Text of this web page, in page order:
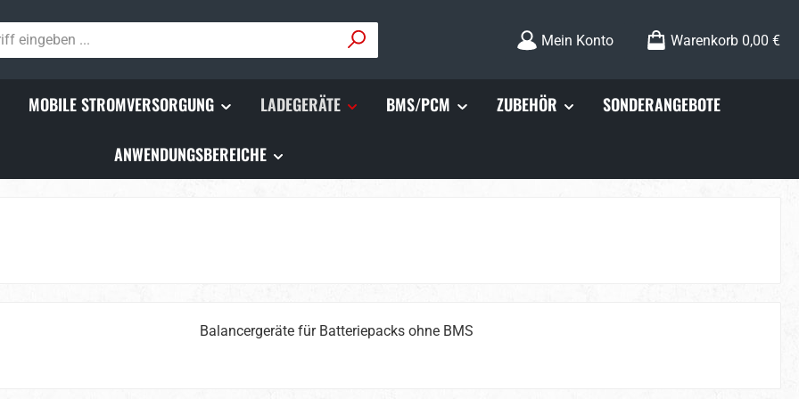
Mein Konto
Warenkorb 0,00 €
MOBILE STROMVERSORGUNG LADEGERÄTE BMS/PCM ZUBEHÖR SONDERANGEBOTE
ANWENDUNGSBEREICHE
Balancergeräte für Batteriepacks ohne BMS